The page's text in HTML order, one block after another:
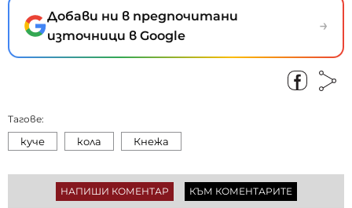
Добави ни в предпочитани
източници в Google
→
Тагове:
куче кола Кнежа
НАПИШИ КОМЕНТАР КЪМ КОМЕНТАРИТЕ